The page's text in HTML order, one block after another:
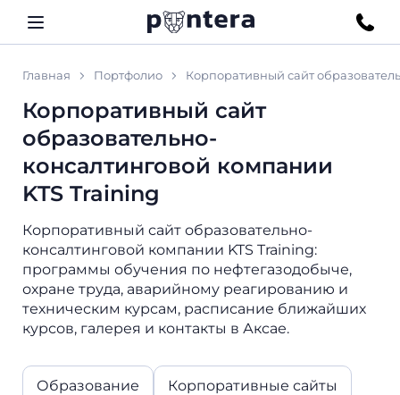
Главная Портфолио Корпоративный сайт
Корпоративный сайт
образовательно-
консалтинговой компании
KTS Training
Корпоративный сайт образовательно-
консалтинговой компании KTS Training:
программы обучения по нефтегазодобыче,
охране труда, аварийному реагированию и
техническим курсам, расписание ближайших
курсов, галерея и контакты в Аксае.
Образование Корпоративные сайты